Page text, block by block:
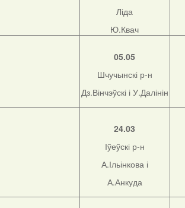
Ліда
Ю.Квач
05.05
Шчучынскі р-н
Дз.Вінчэўскі і У.Далінін
24.03
Іўеўскі р-н
А.Ільінкова і
А.Анкуда